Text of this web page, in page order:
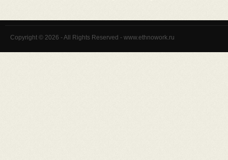
Copyright © 2026 - All Rights Reserved - www.ethnowork.ru